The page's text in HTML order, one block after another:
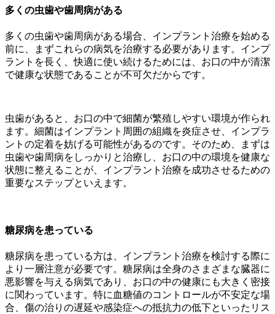
多くの虫歯や歯周病がある
多くの虫歯や歯周病がある場合、インプラント治療を始める
前に、まずこれらの病気を治療する必要があります。インプ
ラントを長く、快適に使い続けるためには、お口の中が清潔
で健康な状態であることが不可欠だからです。
虫歯があると、お口の中で細菌が繁殖しやすい環境が作られ
ます。細菌はインプラント周囲の組織を炎症させ、インプラ
ントの定着を妨げる可能性があるのです。そのため、まずは
虫歯や歯周病をしっかりと治療し、お口の中の環境を健康な
状態に整えることが、インプラント治療を成功させるための
重要なステップといえます。
糖尿病を患っている
糖尿病を患っている方は、インプラント治療を検討する際に
より一層注意が必要です。糖尿病は全身のさまざまな臓器に
悪影響を与える病気であり、お口の中の健康にも大きく密接
に関わっています。特に血糖値のコントロールが不安定な場
合、傷の治りの遅延や感染症への抵抗力の低下といったリス